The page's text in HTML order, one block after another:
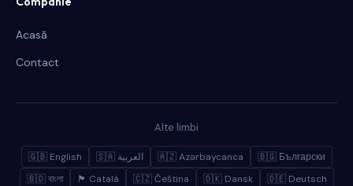
Acasă
Contact
Alte limbi
🇬🇧 English 🇸🇦 العربية 🇦🇿 Azərbaycanca
🇧🇬 Български
🇧🇩 বাংলা
🏴 Català 🇨🇿 Čeština 🇩🇰 Dansk
🇩🇪 Deutsch